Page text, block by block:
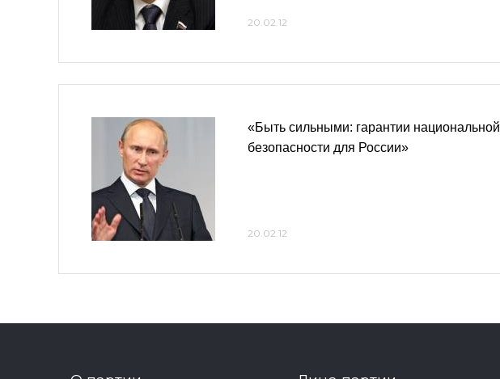
20.02.12
«Быть сильными: гарантии национальной
безопасности для России»
20.02.12